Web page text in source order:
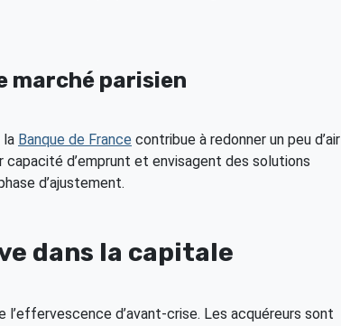
marché parisien
la Banque de France contribue à redonner un peu d’air
d’emprunt et envisagent des solutions
d’ajustement.
dans la capitale
l’effervescence d’avant-crise. Les acquéreurs sont